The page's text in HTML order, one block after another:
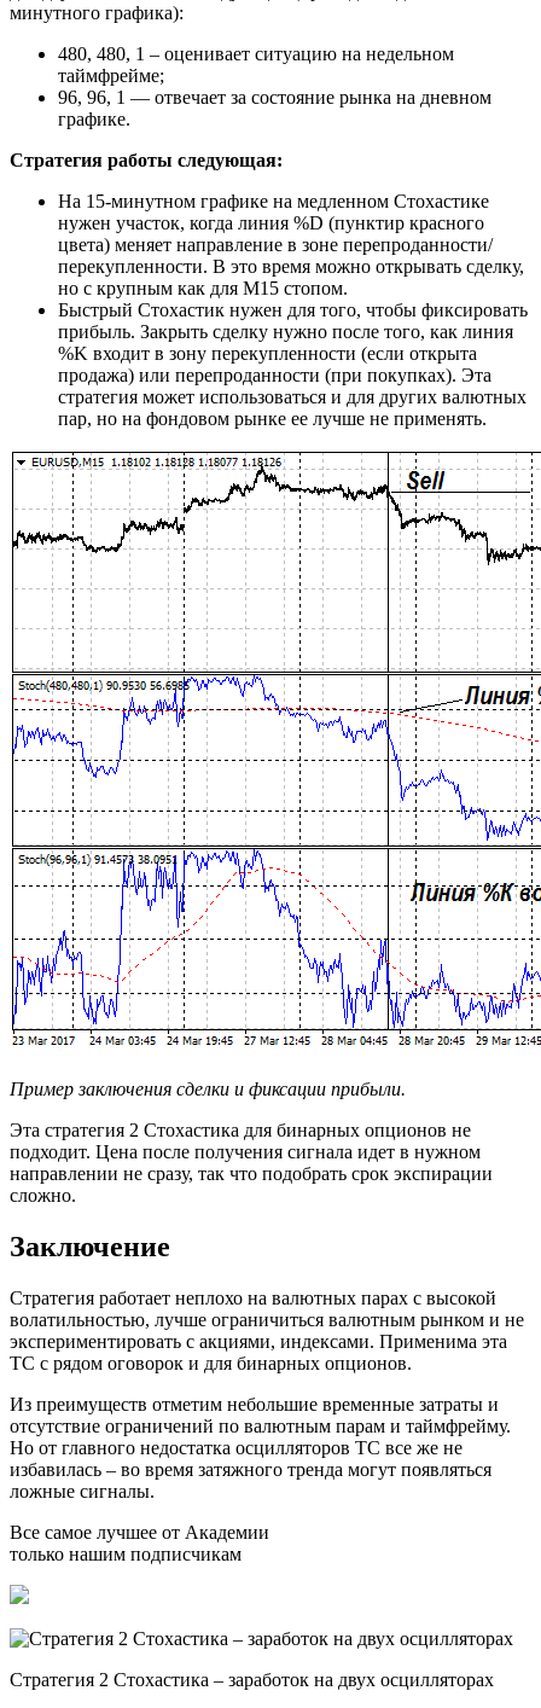
минутного графика):
480, 480, 1 – оценивает ситуацию на недельном
таймфрейме;
96, 96, 1 — отвечает за состояние рынка на дневном
графике.
Стратегия работы следующая:
На 15-минутном графике на медленном Стохастике
нужен участок, когда линия %D (пунктир красного
цвета) меняет направление в зоне перепроданности/
перекупленности. В это время можно открывать сделку,
но с крупным как для M15 стопом.
Быстрый Стохастик нужен для того, чтобы фиксировать
прибыль. Закрыть сделку нужно после того, как линия
%K входит в зону перекупленности (если открыта
продажа) или перепроданности (при покупках). Эта
стратегия может использоваться и для других валютных
пар, но на фондовом рынке ее лучше не применять.
Пример заключения сделки и фиксации прибыли.
Эта стратегия 2 Стохастика для бинарных опционов не
подходит. Цена после получения сигнала идет в нужном
направлении не сразу, так что подобрать срок экспирации
сложно.
Заключение
Стратегия работает неплохо на валютных парах с высокой
волатильностью, лучше ограничиться валютным рынком и не
экспериментировать с акциями, индексами. Применима эта
ТС с рядом оговорок и для бинарных опционов.
Из преимуществ отметим небольшие временные затраты и
отсутствие ограничений по валютным парам и таймфрейму.
Но от главного недостатка осцилляторов ТС все же не
избавилась – во время затяжного тренда могут появляться
ложные сигналы.
Все самое лучшее от Академии
только нашим подписчикам
Стратегия 2 Стохастика – заработок на двух осцилляторах